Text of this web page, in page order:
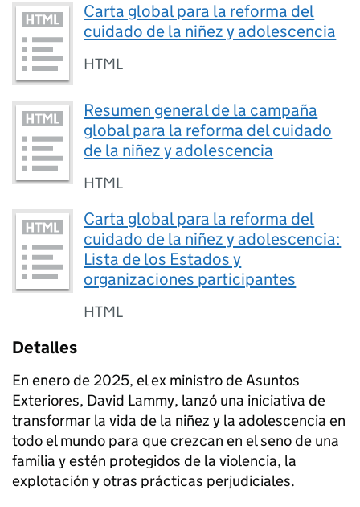
Carta global para la reforma del
cuidado de la niñez y adolescencia
HTML
Resumen general de la campaña
global para la reforma del cuidado
de la niñez y adolescencia
HTML
Carta global para la reforma del
cuidado de la niñez y adolescencia:
Lista de los Estados y
organizaciones participantes
HTML
Detalles
En enero de 2025, el ex ministro de Asuntos
Exteriores, David Lammy, lanzó una iniciativa de
transformar la vida de la niñez y la adolescencia en
todo el mundo para que crezcan en el seno de una
familia y estén protegidos de la violencia, la
explotación y otras prácticas perjudiciales.